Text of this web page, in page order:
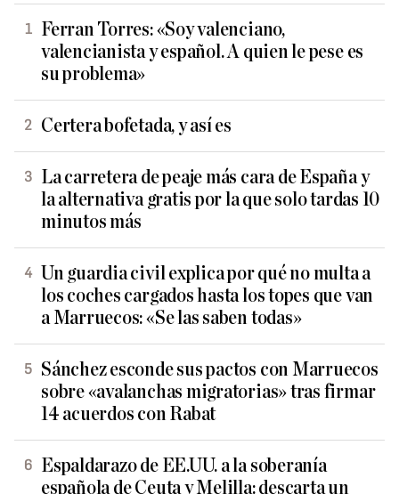
Ferran Torres: «Soy valenciano,
valencianista y español. A quien le pese es
su problema»
Certera bofetada, y así es
La carretera de peaje más cara de España y
la alternativa gratis por la que solo tardas 10
minutos más
Un guardia civil explica por qué no multa a
los coches cargados hasta los topes que van
a Marruecos: «Se las saben todas»
Sánchez esconde sus pactos con Marruecos
sobre «avalanchas migratorias» tras firmar
14 acuerdos con Rabat
Espaldarazo de EE.UU. a la soberanía
española de Ceuta y Melilla: descarta un